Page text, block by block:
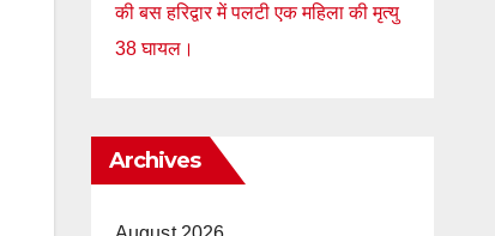
की बस हरिद्वार में पलटी एक महिला की मृत्यु
38 घायल।
Archives